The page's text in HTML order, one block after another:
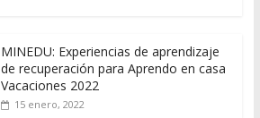
MINEDU: Experiencias de aprendizaje
de recuperación para Aprendo en casa
Vacaciones 2022
15 enero, 2022